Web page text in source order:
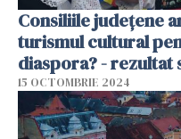
Consiliile județene
turismul cultural
diaspora? - rezultat
15 OCTOMBRIE 2024